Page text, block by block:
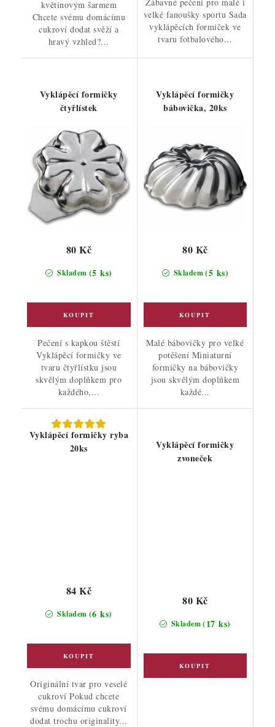
květinovým šarmem
Chcete svému domácímu
cukroví dodat svěží a
hravý vzhled?...
velké fanoušky sportu Sada
vyklápěcích formiček ve
tvaru fotbalového...
Vyklápěcí formičky
čtyřlístek
Skladem (5 ks)
80 Kč
Pečení s kapkou štěstí
Vyklápěcí formičky ve
tvaru čtyřlístku jsou
skvělým doplňkem pro
každého,...
Vyklápěcí formičky
bábovička, 20ks
Skladem(5 ks)
80 Kč
Malé bábovičky pro velké
potěšení Miniaturní
formičky na bábovičky
jsou skvělým doplňkem
každé...
Vyklápěcí formičky ryba
20ks
Skladem (6 ks)
84 Kč
Originální tvar pro veselé
cukroví Pokud chcete
svému domácímu cukroví
dodat trochu originality...
Vyklápěcí formičky
zvoneček
Skladem(17 ks)
80 Kč